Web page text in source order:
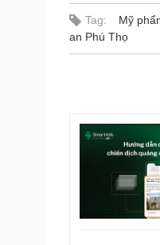
Tag: Mỹ
an Phú Thọ